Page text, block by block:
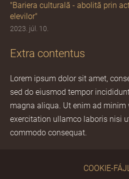
"Bariera culturală - abolită prin
elevilor"
2023. júl. 10.
Extra contentus
Lorem ipsum dolor sit amet,
sed do eiusmod tempor
magna aliqua. Ut enim ad minim
exercitation ullamco laboris nisi
commodo consequat.
COOKIE-